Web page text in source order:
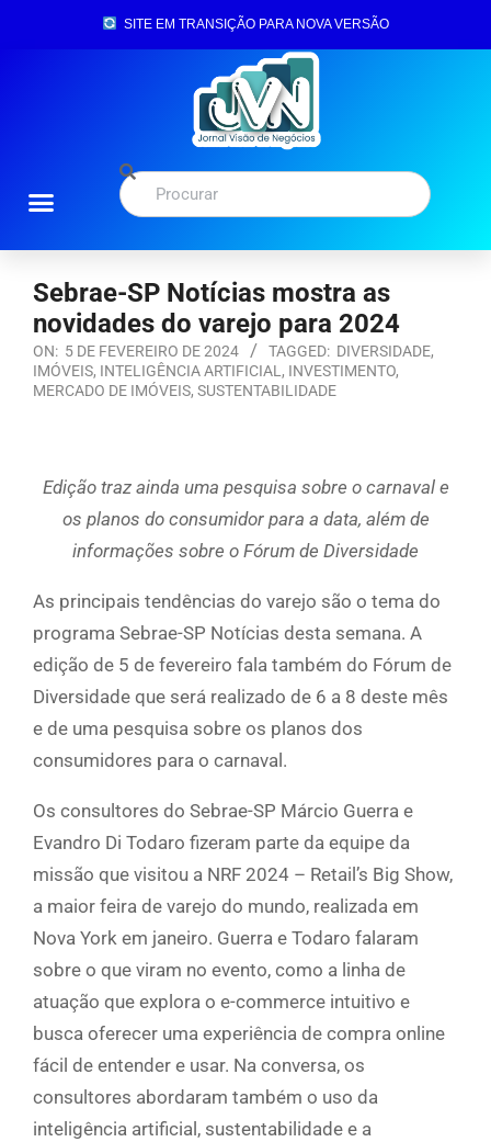
SITE EM TRANSIÇÃO PARA NOVA VERSÃO
Sebrae-SP Notícias mostra as
novidades do varejo para 2024
ON: 5 DE FEVEREIRO DE 2024 TAGGED: DIVERSIDADE,
IMÓVEIS, INTELIGÊNCIA ARTIFICIAL , INVESTIMENTO,
MERCADO DE IMÓVEIS, SUSTENTABILIDADE
Edição traz ainda uma pesquisa sobre o carnaval e
os planos do consumidor para a data, além de
informações sobre o Fórum de Diversidade
As principais tendências do varejo são o tema do
programa Sebrae-SP Notícias desta semana. A
edição de 5 de fevereiro fala também do Fórum de
Diversidade que será realizado de 6 a 8 deste mês
e de uma pesquisa sobre os planos dos
consumidores para o carnaval.
Os consultores do Sebrae-SP Márcio Guerra e
Evandro Di Todaro fizeram parte da equipe da
missão que visitou a NRF 2024 – Retail’s Big Show,
a maior feira de varejo do mundo, realizada em
Nova York em janeiro. Guerra e Todaro falaram
sobre o que viram no evento, como a linha de
atuação que explora o e-commerce intuitivo e
busca oferecer uma experiência de compra online
fácil de entender e usar. Na conversa, os
consultores abordaram também o uso da
inteligência artificial, sustentabilidade e a